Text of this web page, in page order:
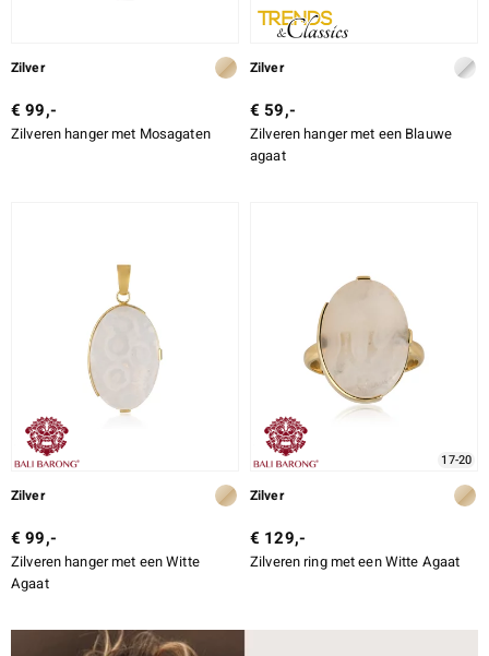
Zilver
€ 99,-
Zilveren hanger met Mosagaten
Zilver
€ 59,-
Zilveren hanger met een Blauwe
agaat
Zilver
€ 99,-
Zilveren hanger met een Witte
Agaat
17-20
Zilver
€ 129,-
Zilveren ring met een Witte Agaat